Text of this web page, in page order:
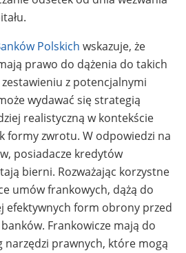
Polskich wskazuje, że
prawo do dążenia do takich
z potencjalnymi
wydawać się strategią
realistyczną w kontekście
formy zwrotu. W odpowiedzi na
posiadacze kredytów
bierni. Rozważając korzystne
umów frankowych, dążą do
efektywnych form obrony przed
Frankowicze mają do
narzędzi prawnych, które mogą